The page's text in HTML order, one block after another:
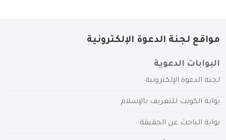
مواقع لجنة الدعوة الإلكترونية
البوابات الدعوية
لجنة الدعوة الإلكترونية
بوابة الكويت للتعريف بالإسلام
بوابة الباحث عن الحقيقة